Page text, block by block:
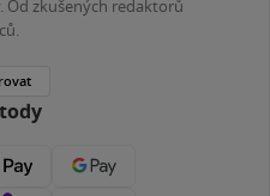
Od zkušených redaktorů